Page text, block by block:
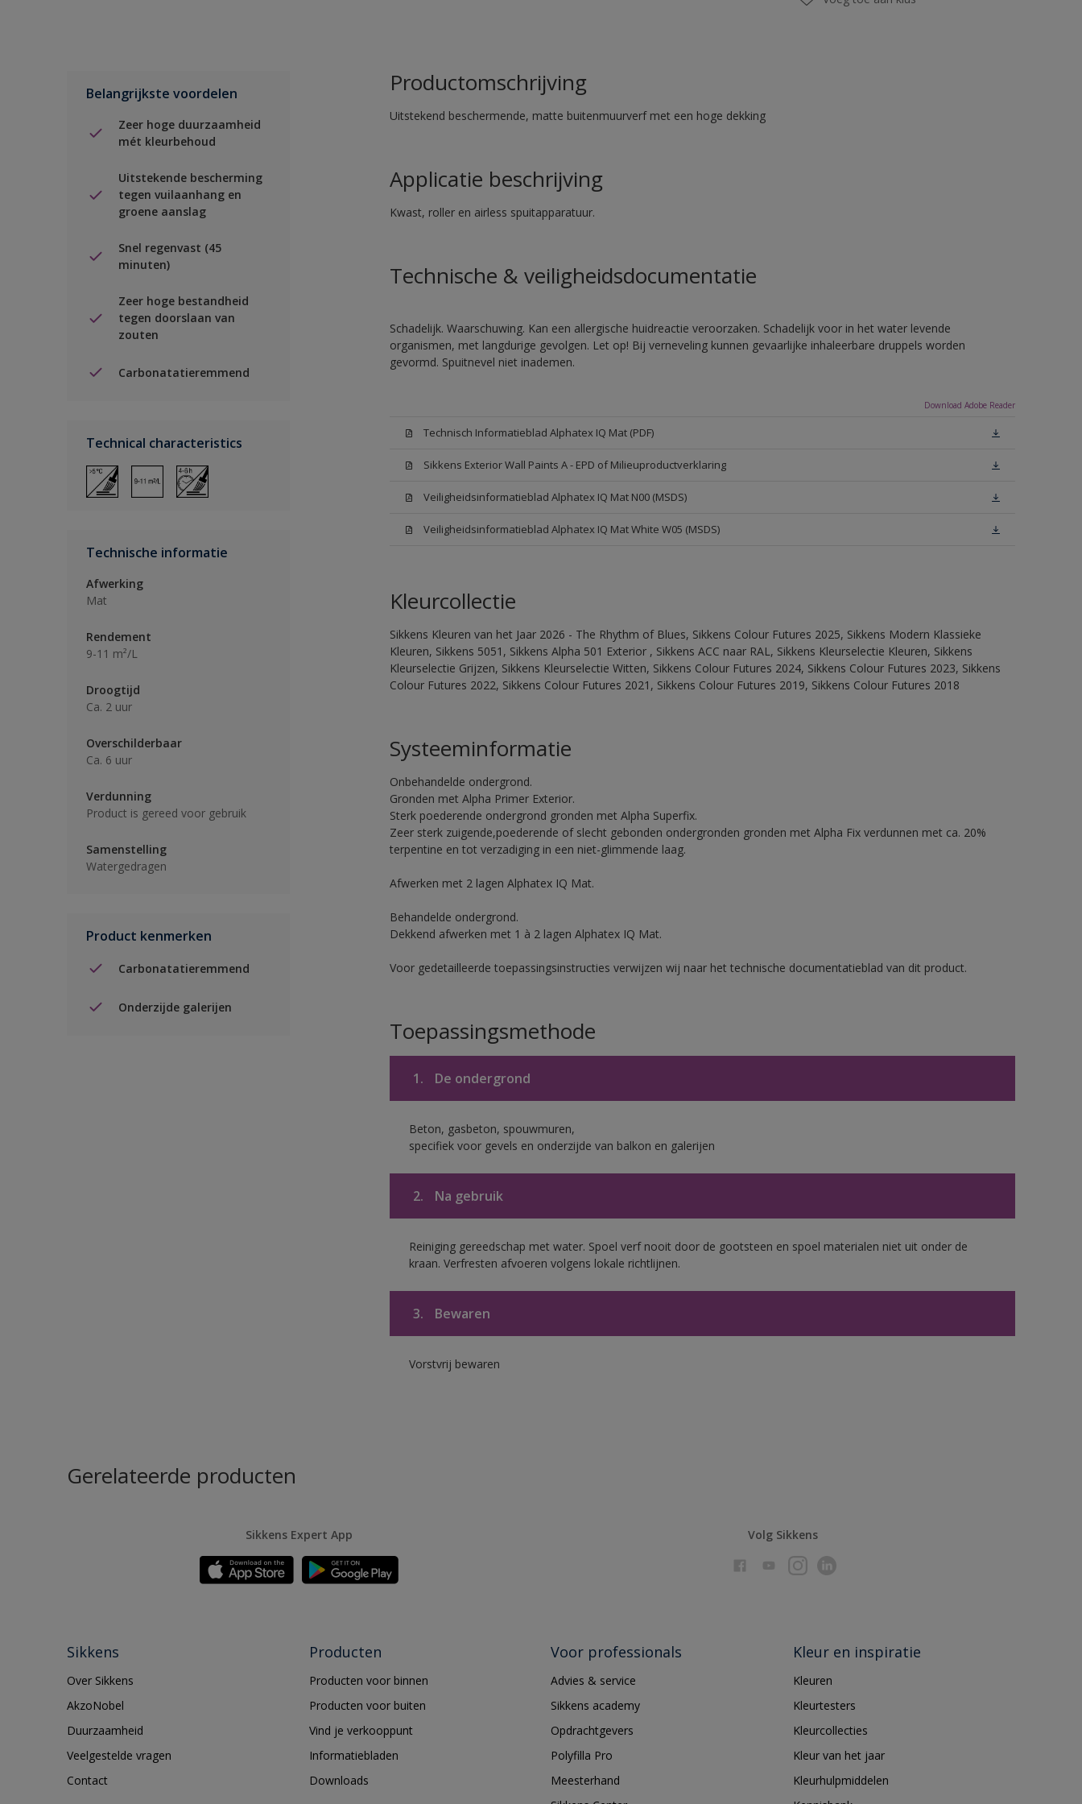
Belangrijkste voordelen
Zeer hoge duurzaamheid
mét kleurbehoud
Uitstekende bescherming
tegen vuilaanhang en
groene aanslag
Snel regenvast (45
minuten)
Zeer hoge bestandheid
tegen doorslaan van
zouten
Carbonatatieremmend
Technical characteristics
Technische informatie
Afwerking
Mat
Rendement
9-11 m²/L
Droogtijd
Ca. 2 uur
Overschilderbaar
Ca. 6 uur
Verdunning
Product is gereed voor gebruik
Samenstelling
Watergedragen
Product kenmerken
Carbonatatieremmend
Onderzijde galerijen
Productomschrijving
Uitstekend beschermende, matte buitenmuurverf met een hoge dekking
Applicatie beschrijving
Kwast, roller en airless spuitapparatuur.
Technische & veiligheidsdocumentatie
Schadelijk. Waarschuwing. Kan een allergische huidreactie veroorzaken. Schadelijk voor in het water levende
organismen, met langdurige gevolgen. Let op! Bij verneveling kunnen gevaarlijke inhaleerbare druppels worden
gevormd. Spuitnevel niet inademen.
Download Adobe Reader
Technisch Informatieblad Alphatex IQ Mat (PDF)
Sikkens Exterior Wall Paints A - EPD of Milieuproductverklaring
Veiligheidsinformatieblad Alphatex IQ Mat N00 (MSDS)
Veiligheidsinformatieblad Alphatex IQ Mat White W05 (MSDS)
Kleurcollectie
Sikkens Kleuren van het Jaar 2026 - The Rhythm of Blues, Sikkens Colour Futures 2025, Sikkens Modern Klassieke
Kleuren, Sikkens 5051, Sikkens Alpha 501 Exterior , Sikkens ACC naar RAL, Sikkens Kleurselectie Kleuren, Sikkens
Kleurselectie Grijzen, Sikkens Kleurselectie Witten, Sikkens Colour Futures 2024, Sikkens Colour Futures 2023, Sikkens
Colour Futures 2022, Sikkens Colour Futures 2021, Sikkens Colour Futures 2019, Sikkens Colour Futures 2018
Systeeminformatie
Onbehandelde ondergrond.
Gronden met Alpha Primer Exterior.
Sterk poederende ondergrond gronden met Alpha Superfix.
Zeer sterk zuigende,poederende of slecht gebonden ondergronden gronden met Alpha Fix verdunnen met ca. 20%
terpentine en tot verzadiging in een niet-glimmende laag.
Afwerken met 2 lagen Alphatex IQ Mat.
Behandelde ondergrond.
Dekkend afwerken met 1 à 2 lagen Alphatex IQ Mat.
Voor gedetailleerde toepassingsinstructies verwijzen wij naar het technische documentatieblad van dit product.
Toepassingsmethode
1. De ondergrond
Beton, gasbeton, spouwmuren,
specifiek voor gevels en onderzijde van balkon en galerijen
2. Na gebruik
Reiniging gereedschap met water. Spoel verf nooit door de gootsteen en spoel materialen niet uit onder de
kraan. Verfresten afvoeren volgens lokale richtlijnen.
3. Bewaren
Vorstvrij bewaren
Gerelateerde producten
Sikkens Expert App Volg Sikkens
Sikkens
Over Sikkens
AkzoNobel
Duurzaamheid
Veelgestelde vragen
Contact
Producten
Producten voor binnen
Producten voor buiten
Vind je verkooppunt
Informatiebladen
Downloads
Voor professionals
Advies & service
Sikkens academy
Opdrachtgevers
Polyfilla Pro
Meesterhand
Kleur en inspiratie
Kleuren
Kleurtesters
Kleurcollecties
Kleur van het jaar
Kleurhulpmiddelen